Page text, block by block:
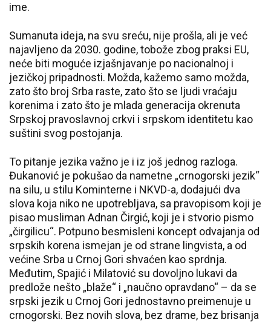
ime.
Sumanuta ideja, na svu sreću, nije prošla, ali je već
najavljeno da 2030. godine, tobože zbog praksi EU,
neće biti moguće izjašnjavanje po nacionalnoj i
jezičkoj pripadnosti. Možda, kažemo samo možda,
zato što broj Srba raste, zato što se ljudi vraćaju
korenima i zato što je mlada generacija okrenuta
Srpskoj pravoslavnoj crkvi i srpskom identitetu kao
suštini svog postojanja.
To pitanje jezika važno je i iz još jednog razloga.
Đukanović je pokušao da nametne „crnogorski jezik“
na silu, u stilu Kominterne i NKVD-a, dodajući dva
slova koja niko ne upotrebljava, sa pravopisom koji je
pisao musliman Adnan Čirgić, koji je i stvorio pismo
„čirgilicu“. Potpuno besmisleni koncept odvajanja od
srpskih korena ismejan je od strane lingvista, a od
većine Srba u Crnoj Gori shvaćen kao sprdnja.
Međutim, Spajić i Milatović su dovoljno lukavi da
predlože nešto „blaže“ i „naučno opravdano“ – da se
srpski jezik u Crnoj Gori jednostavno preimenuje u
crnogorski. Bez novih slova, bez drame, bez brisanja